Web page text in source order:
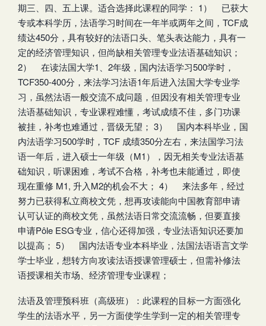
期三、四、五上课。适合选择此课程的同学： 1） 已获大
专或本科学历，法语学习时间在一年半或两年之间，TCF成
绩达450分，具有较好的法语口头、笔头表达能力，具有一
定的经济管理知识，但尚缺相关管理专业法语基础知识；
2） 在读法国大学1、2年级，国内法语学习500学时，
TCF350-400分，来法学习法语1年后进入法国大学专业学
习，虽然法语一般交流不成问题，但因没有相关管理专业
法语基础知识，专业课程难懂，考试成绩不佳，多门功课
被挂，补考也难通过，晋级无望； 3） 国内本科毕业，国
内法语学习500学时，TCF 成绩350分左右，来法国学习法
语一年后，进入硕士一年级（M1），因无相关专业法语基
础知识，听课困难，考试不合格，补考也未能通过，即使
现在重修 M1, 升入M2的机会不大； 4） 来法多年，经过
努力已获得私立商校文凭，想再攻读能向中国教育部申请
认可认证的商校文凭，虽然法语日常交流流畅，但要直接
申请Pôle ESG专业，信心还得加强，专业法语知识还要加
以提高； 5） 国内法语专业本科毕业，法国法语语言文学
学士毕业，想转方向攻读法语授课管理硕士，但需补修法
语授课相关市场、经济管理专业课程；
法语及管理预科班（高级班）：此课程的目标一方面强化
学生的法语水平，另一方面使学生学到一定的相关管理专